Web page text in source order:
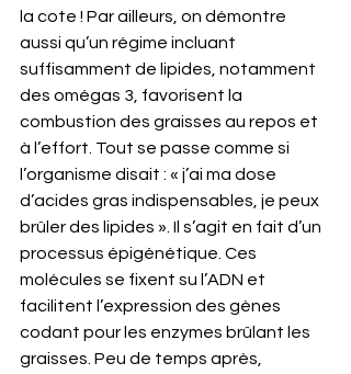
la cote ! Par ailleurs, on démontre
aussi qu’un régime incluant
suffisamment de lipides, notamment
des omégas 3, favorisent la
combustion des graisses au repos et
à l’effort. Tout se passe comme si
l’organisme disait : « j’ai ma dose
d’acides gras indispensables, je peux
brûler des lipides ». Il s’agit en fait d’un
processus épigénétique. Ces
molécules se fixent su l’ADN et
facilitent l’expression des gènes
codant pour les enzymes brûlant les
graisses. Peu de temps après,